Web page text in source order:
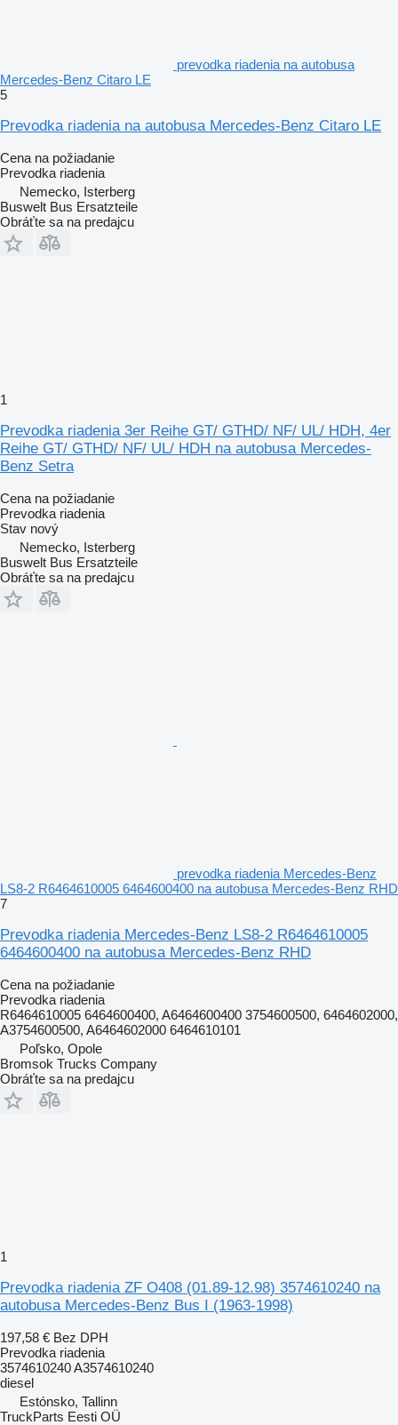
prevodka riadenia na autobusa
Mercedes-Benz Citaro LE
5
Prevodka riadenia na autobusa Mercedes-Benz Citaro LE
Cena na požiadanie
Prevodka riadenia
Nemecko, Isterberg
Buswelt Bus Ersatzteile
Obráťte sa na predajcu
1
Prevodka riadenia 3er Reihe GT/ GTHD/ NF/ UL/ HDH, 4er
Reihe GT/ GTHD/ NF/ UL/ HDH na autobusa Mercedes-
Benz Setra
Cena na požiadanie
Prevodka riadenia
Stav nový
Nemecko, Isterberg
Buswelt Bus Ersatzteile
Obráťte sa na predajcu
prevodka riadenia Mercedes-Benz
LS8-2 R6464610005 6464600400 na autobusa Mercedes-Benz RHD
7
Prevodka riadenia Mercedes-Benz LS8-2 R6464610005
6464600400 na autobusa Mercedes-Benz RHD
Cena na požiadanie
Prevodka riadenia
R6464610005 6464600400, A6464600400 3754600500, 6464602000,
A3754600500, A6464602000 6464610101
Poľsko, Opole
Bromsok Trucks Company
Obráťte sa na predajcu
1
Prevodka riadenia ZF O408 (01.89-12.98) 3574610240 na
autobusa Mercedes-Benz Bus I (1963-1998)
197,58 € Bez DPH
Prevodka riadenia
3574610240 A3574610240
diesel
Estónsko, Tallinn
TruckParts Eesti OÜ